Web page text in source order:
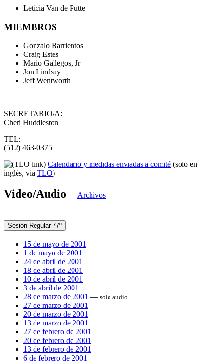
Leticia Van de Putte
MIEMBROS
Gonzalo Barrientos
Craig Estes
Mario Gallegos, Jr
Jon Lindsay
Jeff Wentworth
SECRETARIO/A:
Cheri Huddleston
TEL:
(512) 463-0375
Calendario y medidas enviadas a comité (solo en
inglés, via TLO)
Video/Audio — Archivos
Sesión Regular 77º
15 de mayo de 2001
1 de mayo de 2001
24 de abril de 2001
18 de abril de 2001
10 de abril de 2001
3 de abril de 2001
28 de marzo de 2001 — solo audio
27 de marzo de 2001
20 de marzo de 2001
13 de marzo de 2001
27 de febrero de 2001
20 de febrero de 2001
13 de febrero de 2001
6 de febrero de 2001